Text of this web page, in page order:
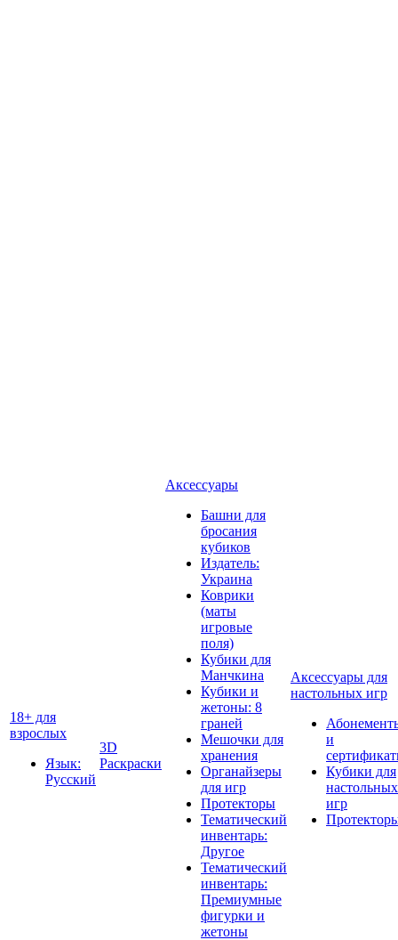
18+ для
взрослых
Язык:
Русский
3D
Раскраски
Аксессуары
Башни для
бросания
кубиков
Издатель:
Украина
Коврики
(маты
игровые
поля)
Кубики для
Манчкина
Кубики и
жетоны: 8
граней
Мешочки для
хранения
Органайзеры
для игр
Протекторы
Тематический
инвентарь:
Другое
Тематический
инвентарь:
Премиумные
фигурки и
жетоны
Аксессуары для
настольных игр
и
Кубики для
настольных
игр